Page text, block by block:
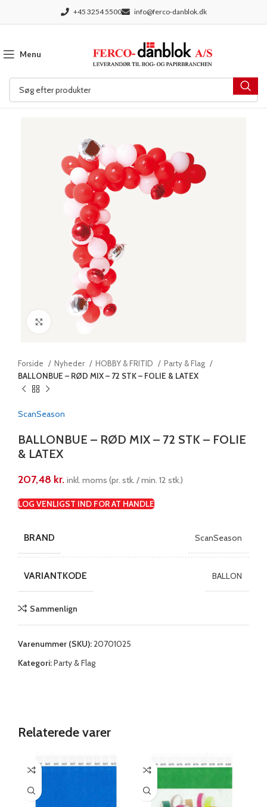
+45 3254 5500 info@ferco-danblok.dk
Menu
Klik for at forstørre
Forside Nyheder HOBBY & FRITID
Party & Flag
BALLONBUE – RØD MIX – 72 STK – FOLIE & LATEX
ScanSeason
BALLONBUE – RØD MIX – 72 STK – FOLIE
& LATEX
207,48 kr. inkl. moms (pr. stk. / min. 12 stk.)
LOG VENLIGST IND FOR AT HANDLE
BRAND ScanSeason
VARIANTKODE BALLON
Sammenlign
Varenummer (SKU):20701025
Kategori:Party & Flag
Relaterede varer